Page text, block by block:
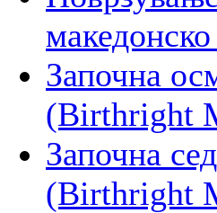
Започна
(Birthright
Започна
(Birthright